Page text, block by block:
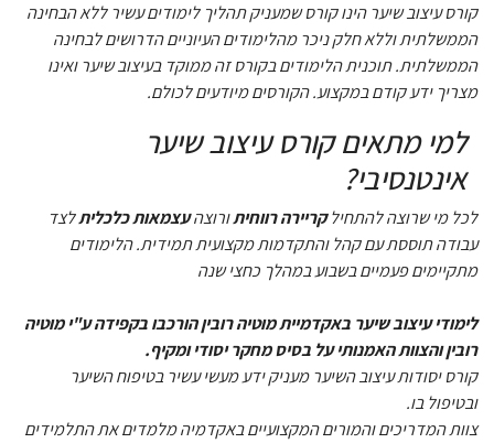
קורס עיצוב שיער הינו קורס שמעניק תהליך לימודים עשיר ללא הבחינה
הממשלתית וללא חלק ניכר מהלימודים העיוניים הדרושים לבחינה
הממשלתית. תוכנית הלימודים בקורס זה ממוקד בעיצוב שיער ואינו
מצריך ידע קודם במקצוע. הקורסים מיודעים לכולם.
למי מתאים קורס עיצוב שיער
אינטנסיבי?
לכל מי שרוצה להתחילקריירה רווחיתורוצהעצמאות כלכליתלצד
עבודה תוססת עם קהל והתקדמות מקצועית תמידית. הלימודים
מתקיימים פעמיים בשבוע במהלך כחצי שנה
לימודי עיצוב שיער באקדמיית מוטיה רובין הורכבו בקפידה ע"י מוטיה
רובין והצוות האמנותי על בסיס מחקר יסודי ומקיף.
קורס יסודות עיצוב השיער מעניק ידע מעשי עשיר בטיפוח השיער
ובטיפול בו.
צוות המדריכים והמורים המקצועיים באקדמיה מלמדים את התלמידים